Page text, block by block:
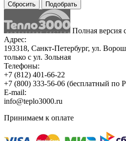
Сбросить Подобрать
Полная версия
Адрес:
193318, Санкт-Петербург, ул.
только с ул. Зольная
Телефоны:
+7 (812) 401-66-22
+7 (800) 333-56-06 (бесплатный по
E-mail:
info@teplo3000.ru
Принимаем к оплате